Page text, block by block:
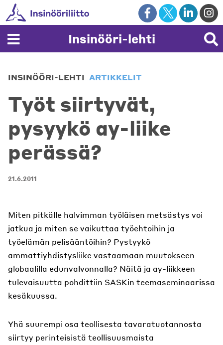
Skip
to
content
Insinööri-lehti
INSINÖÖRI-LEHTI ARTIKKELIT
Työt siirtyvät,
pysyykö ay-liike
perässä?
21.6.2011
Miten pitkälle halvimman työläisen metsästys voi
jatkua ja miten se vaikuttaa työehtoihin ja
työelämän pelisääntöihin? Pystyykö
ammattiyhdistysliike vastaamaan muutokseen
globaalilla edunvalvonnalla? Näitä ja ay-liikkeen
tulevaisuutta pohdittiin SASKin teemaseminaarissa
kesäkuussa.
Yhä suurempi osa teollisesta tavaratuotannosta
siirtyy perinteisistä teollisuusmaista